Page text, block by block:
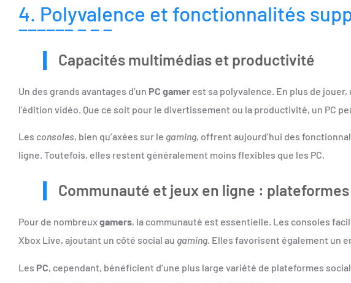
4. Polyvalence et fonctionnalités
Capacités multimédias et productivité
Un des grands avantages d’un PC gamer est sa polyvalence. En plus de jouer,
l’édition vidéo. Que ce soit pour le divertissement ou la productivité, un PC
Les consoles, bien qu’axées sur le gaming, offrent aujourd’hui des
ligne. Toutefois, elles restent généralement moins flexibles que les PC.
Communauté et jeux en ligne :
Pour de nombreuxgamers, la communauté est essentielle. Les consoles
Xbox Live, ajoutant un côté social au gaming. Elles favorisent également un
Les PC, cependant, bénéficient d’une plus large variété de plateformes